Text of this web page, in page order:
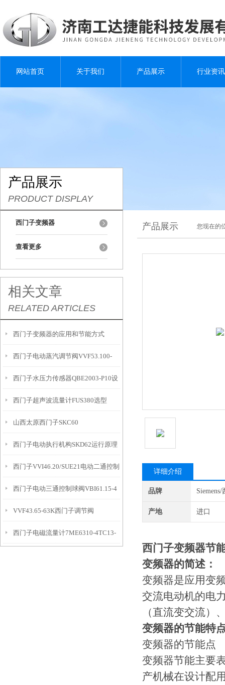
网站首页 关于我们 产品展示 行业资讯
产品展示
PRODUCT DISPLAY
西门子变频器
查看更多
相关文章
RELATED ARTICLES
西门子变频器的应用和节能方式
西门子电动蒸汽调节阀VVF53.100-
160+SKC62
西门子水压力传感器QBE2003-P10设
计原理
西门子超声波流量计FUS380选型
山西太原西门子SKC60
西门子电动执行机构SKD62运行原理
西门子VVI46.20/SUE21电动二通控制
阀
西门子电动三通控制球阀VBI61.15-4​
VVF43.65-63K西门子调节阀
西门子电磁流量计7ME6310-4TC13-
产品展示 您现在的
详细介绍
品牌
产地 进口
西门子变频器节
变频器的简述：
变频器是应用变
交流电动机的电
（直流变交流）
变频器的节能特
变频器的节能点
变频器节能主要
产机械在设计配